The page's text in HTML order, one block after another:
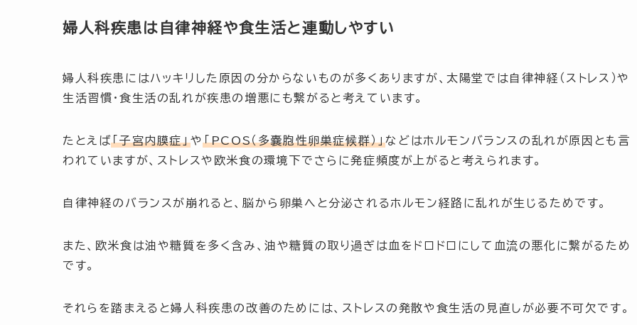
婦人科疾患は自律神経や食生活と連動しやすい
婦人科疾患にはハッキリした原因の分からないものが多くありますが、太陽堂では自律神経（ストレス）や
生活習慣・食生活の乱れ が疾患の増悪にも繋がると考えています。
たとえば「子宮内膜症」や「PCOS（多嚢胞性卵巣症候群）」などはホルモンバランスの乱れが原因とも言
われていますが、ストレスや欧米食の環境下でさらに発症頻度が上がると考えられます。
自律神経のバランスが崩れると、脳から卵巣へと分泌されるホルモン経路に乱れが生じるためです。
また、欧米食は油や糖質を多く含み、油や糖質の取り過ぎは血をドロドロにして血流の悪化に繋がるため
です。
それらを踏まえると婦人科疾患の改善のためには、ストレスの発散や食生活の見直しが必要不可欠です。